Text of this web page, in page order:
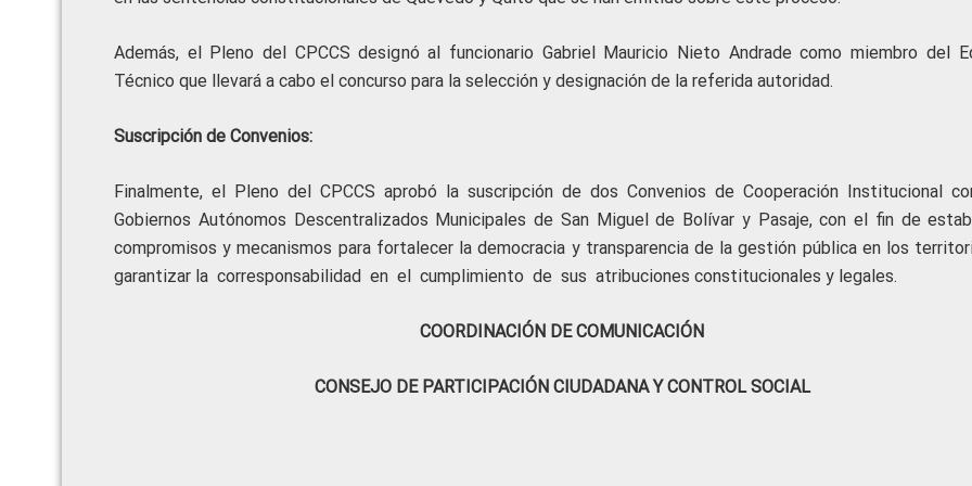
Además, el Pleno del CPCCS designó al funcionario Gabriel Mauricio Nieto Andrade como miembro del
Técnico que llevará a cabo el concurso para la selección y designación de la referida autoridad.
Suscripción de Convenios:
Finalmente, el Pleno del CPCCS aprobó la suscripción de dos Convenios de Cooperación Institucional
Gobiernos Autónomos Descentralizados Municipales de San Miguel de Bolívar y Pasaje, con el fin de
compromisos y mecanismos para fortalecer la democracia y transparencia de la gestión pública en los
garantizar la corresponsabilidad en el cumplimiento de sus atribuciones constitucionales y legales.
COORDINACIÓN DE COMUNICACIÓN
CONSEJO DE PARTICIPACIÓN CIUDADANA Y CONTROL SOCIAL